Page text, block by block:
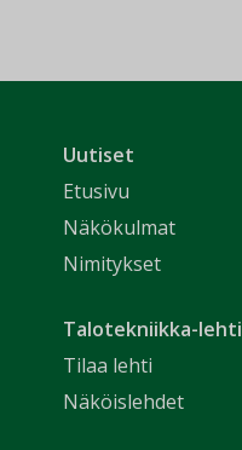
Uutiset
Etusivu
Näkökulmat
Nimitykset
Talotekniikka-lehti
Tilaa lehti
Näköislehdet